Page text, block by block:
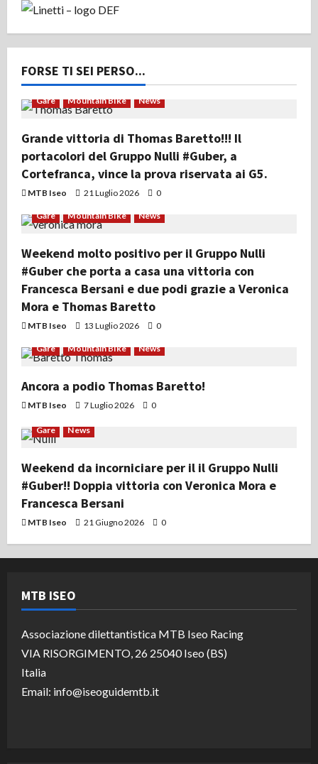
FORSE TI SEI PERSO...
Gare Mountain Bike News
Grande vittoria di Thomas Baretto!!! Il
portacolori del Gruppo Nulli #Guber, a
Cortefranca, vince la prova riservata ai G5.
MTB Iseo 21 Luglio 2026 0
Gare Mountain Bike News
Weekend molto positivo per il Gruppo Nulli
#Guber che porta a casa una vittoria con
Francesca Bersani e due podi grazie a Veronica
Mora e Thomas Baretto
MTB Iseo 13 Luglio 2026 0
Gare Mountain Bike News
Ancora a podio Thomas Baretto!
MTB Iseo 7 Luglio 2026 0
Gare News
Weekend da incorniciare per il il Gruppo Nulli
#Guber!! Doppia vittoria con Veronica Mora e
Francesca Bersani
MTB Iseo 21 Giugno 2026 0
MTB ISEO
Associazione dilettantistica MTB Iseo Racing
VIA RISORGIMENTO, 26 25040 Iseo (BS)
Italia
Email: info@iseoguidemtb.it